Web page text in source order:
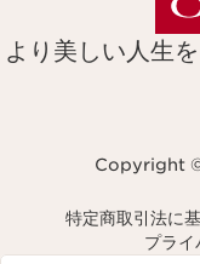
より美しい人生
Copyright
特定商取引法に
プライ
Navigates to